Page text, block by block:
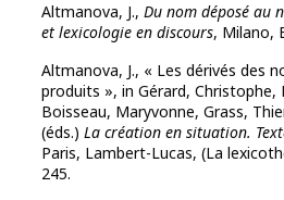
Altmanova, J., Du nom déposé au
et lexicologie en discours, Milano,
Altmanova, J., « Les dérivés des
produits », in Gérard, Christophe,
Boisseau, Maryvonne, Grass,
(éds.) La création en situation.
Paris, Lambert-Lucas, (La
245.